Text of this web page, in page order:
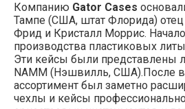
Компанию Gator Cases
Тампе (США, штат Флорида)
Фрид и Кристалл Моррис.
производства пластиковых
Эти кейсы были представлены
NAMM (Нэшвилль, США).После
ассортимент был заметно
чехлы и кейсы